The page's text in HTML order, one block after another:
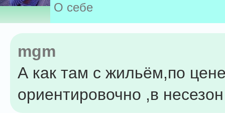
О себе
mgm
А как там с жильём,по
ориентировочно ,в